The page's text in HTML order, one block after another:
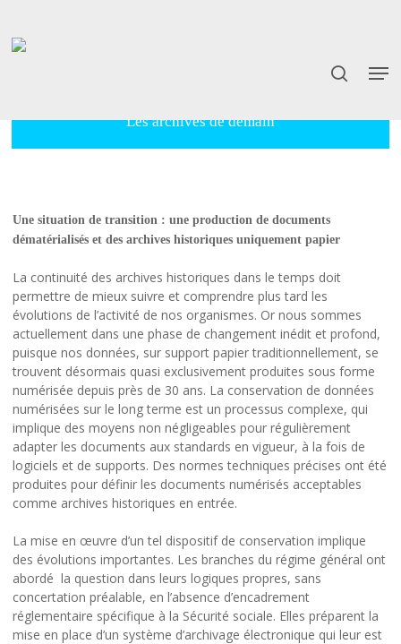
main
Les archives de demain
Une situation de transition : une production de documents
dématérialisés et des archives historiques uniquement papier
La continuité des archives historiques dans le temps doit
permettre de mieux suivre et comprendre plus tard les
évolutions de l’activité de nos organismes. Or nous sommes
actuellement dans une phase de changement inédit et profond,
puisque nos données, sur support papier traditionnellement, se
trouvent désormais quasi exclusivement produites sous forme
numérisée depuis près de 30 ans. La conservation de données
numérisées sur le long terme est un processus complexe, qui
implique des moyens non négligeables pour régulièrement
adapter les documents aux standards en vigueur, à la fois de
logiciels et de supports. Des normes techniques précises ont été
produites pour définir les documents numérisés acceptables
comme archives historiques en entrée.
La mise en œuvre d’un tel dispositif de conservation implique
des évolutions importantes. Les branches du régime général ont
abordé la question dans leurs logiques propres, sans
concertation préalable, en l’absence d’encadrement
réglementaire spécifique à la Sécurité sociale. Elles préparent la
mise en place d’un système d’archivage électronique qui leur est